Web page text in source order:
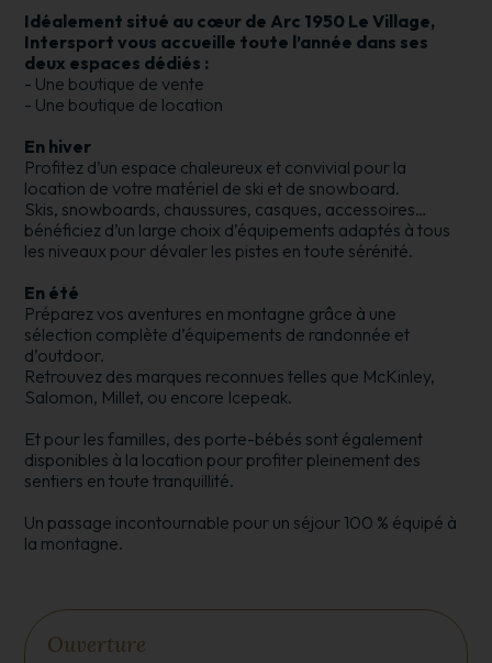
Idéalement situé au cœur de Arc 1950 Le Village,
Intersport vous accueille toute l’année dans ses
deux espaces dédiés :
- Une boutique de vente
- Une boutique de location
En hiver
Profitez d’un espace chaleureux et convivial pour la
location de votre matériel de ski et de snowboard.
Skis, snowboards, chaussures, casques, accessoires…
bénéficiez d’un large choix d’équipements adaptés à tous
les niveaux pour dévaler les pistes en toute sérénité.
En été
Préparez vos aventures en montagne grâce à une
sélection complète d’équipements de randonnée et
d’outdoor.
Retrouvez des marques reconnues telles que McKinley,
Salomon, Millet, ou encore Icepeak.
Et pour les familles, des porte-bébés sont également
disponibles à la location pour profiter pleinement des
sentiers en toute tranquillité.
Un passage incontournable pour un séjour 100 % équipé à
la montagne.
Ouverture